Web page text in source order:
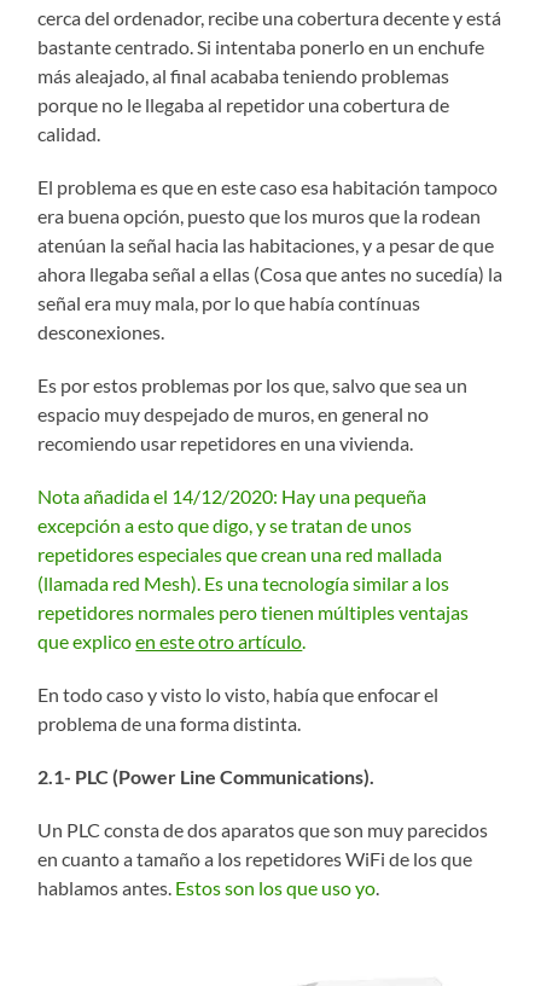
cerca del ordenador, recibe una cobertura decente y está
bastante centrado. Si intentaba ponerlo en un enchufe
más aleajado, al final acababa teniendo problemas
porque no le llegaba al repetidor una cobertura de
calidad.
El problema es que en este caso esa habitación tampoco
era buena opción, puesto que los muros que la rodean
atenúan la señal hacia las habitaciones, y a pesar de que
ahora llegaba señal a ellas (Cosa que antes no sucedía) la
señal era muy mala, por lo que había contínuas
desconexiones.
Es por estos problemas por los que, salvo que sea un
espacio muy despejado de muros, en general no
recomiendo usar repetidores en una vivienda.
Nota añadida el 14/12/2020: Hay una pequeña
excepción a esto que digo, y se tratan de unos
repetidores especiales que crean una red mallada
(llamada red Mesh). Es una tecnología similar a los
repetidores normales pero tienen múltiples ventajas
que explicoen este otro artículo.
En todo caso y visto lo visto, había que enfocar el
problema de una forma distinta.
2.1- PLC (Power Line Communications).
Un PLC consta de dos aparatos que son muy parecidos
en cuanto a tamaño a los repetidores WiFi de los que
hablamos antes. Estos son los que uso yo.